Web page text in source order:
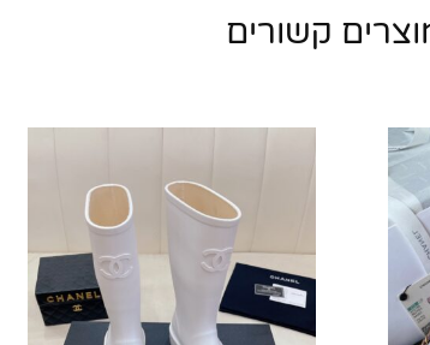
קשורים